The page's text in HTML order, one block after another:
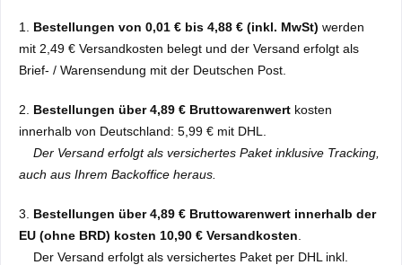
1. Bestellungen von 0,01 € bis 4,88 € (inkl. MwSt) werden
mit 2,49 € Versandkosten belegt und der Versand erfolgt als
Brief- / Warensendung mit der Deutschen Post.
2. Bestellungen über 4,89 € Bruttowarenwert kosten
innerhalb von Deutschland: 5,99 € mit DHL.
Der Versand erfolgt als versichertes Paket inklusive Tracking,
auch aus Ihrem Backoffice heraus.
3. Bestellungen über 4,89 € Bruttowarenwert innerhalb der
EU (ohne BRD) kosten 10,90 € Versandkosten
Der Versand erfolgt als versichertes Paket per DHL inkl.